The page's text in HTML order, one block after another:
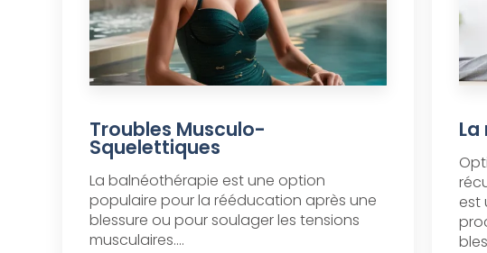
Troubles Musculo-
Squelettiques
La balnéothérapie est une option
populaire pour la rééducation après une
blessure ou pour soulager les tensions
musculaires....
est